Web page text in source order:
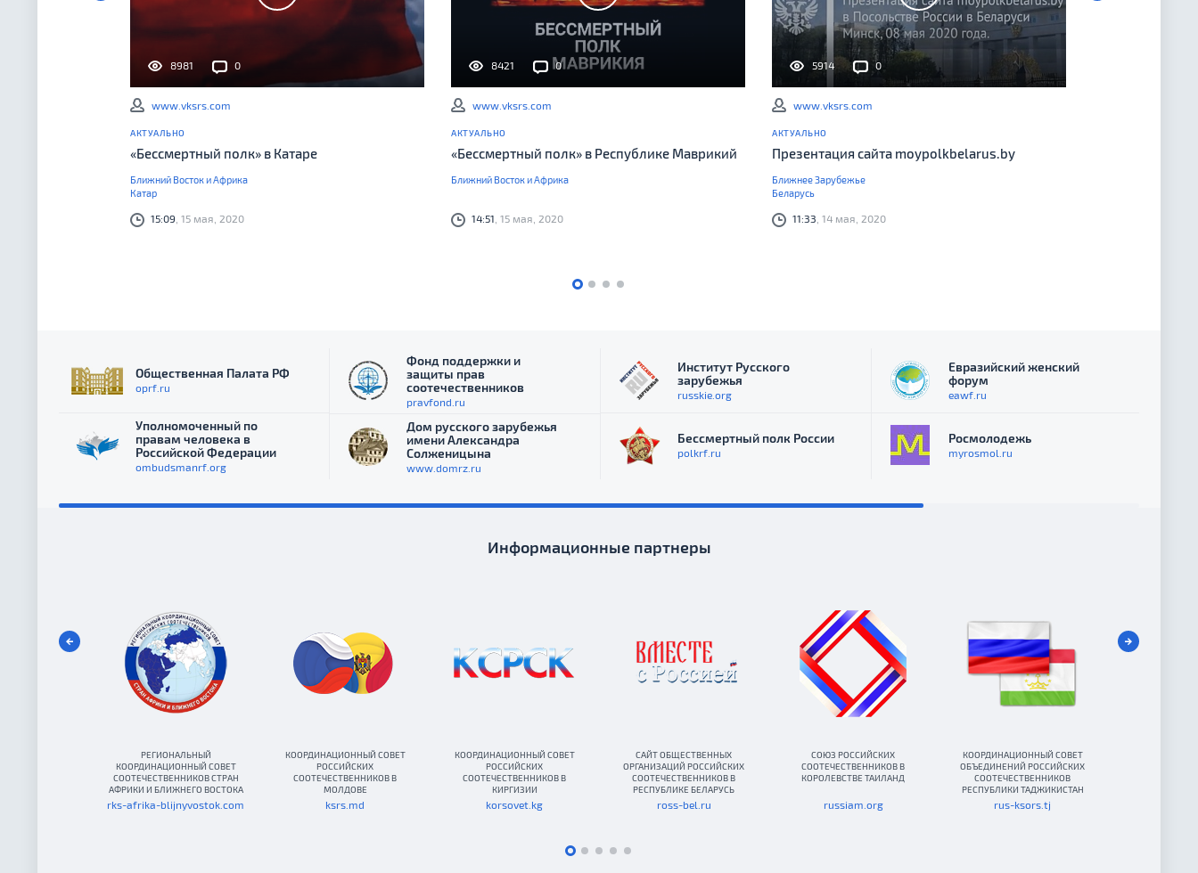
8981 0
www.vksrs.com
АКТУАЛЬНО
«Бессмертный полк» в Катаре
Ближний Восток и Африка
Катар
15:09 , 15 мая, 2020
8421 0
www.vksrs.com
АКТУАЛЬНО
«Бессмертный полк» в Республике Маврикий
Ближний Восток и Африка
14:51 , 15 мая, 2020
5914 0
www.vksrs.com
АКТУАЛЬНО
Презентация сайта moypolkbelarus.by
Ближнее Зарубежье
Беларусь
11:33 , 14 мая, 2020
Общественная Палата РФ
oprf.ru
Уполномоченный по
правам человека в
Российской Федерации
ombudsmanrf.org
Фонд поддержки и
защиты прав
соотечественников
pravfond.ru
Дом русского зарубежья
имени Александра
Солженицына
www.domrz.ru
Институт Русского
зарубежья
russkie.org
Бессмертный полк России
polkrf.ru
Евразийский женский
форум
eawf.ru
Росмолодежь
myrosmol.ru
Информационные партнеры
РЕГИОНАЛЬНЫЙ
КООРДИНАЦИОННЫЙ СОВЕТ
СООТЕЧЕСТВЕННИКОВ СТРАН
АФРИКИ И БЛИЖНЕГО ВОСТОКА
rks-afrika-blijnyvostok.com
КООРДИНАЦИОННЫЙ СОВЕТ
РОССИЙСКИХ
СООТЕЧЕСТВЕННИКОВ В
МОЛДОВЕ
ksrs.md
КООРДИНАЦИОННЫЙ СОВЕТ
РОССИЙСКИХ
СООТЕЧЕСТВЕННИКОВ В
КИРГИЗИИ
korsovet.kg
САЙТ ОБЩЕСТВЕННЫХ
ОРГАНИЗАЦИЙ РОССИЙСКИХ
СООТЕЧЕСТВЕННИКОВ В
РЕСПУБЛИКЕ БЕЛАРУСЬ
ross-bel.ru
СОЮЗ РОССИЙСКИХ
СООТЕЧЕСТВЕННИКОВ В
КОРОЛЕВСТВЕ ТАИЛАНД
russiam.org
КООРДИНАЦИОННЫЙ СОВЕТ
ОБЪЕДИНЕНИЙ РОССИЙСКИХ
СООТЕЧЕСТВЕННИКОВ
РЕСПУБЛИКИ ТАДЖИКИСТАН
rus-ksors.tj